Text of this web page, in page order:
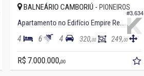
#3.634
BALNEÁRIO CAMBORIÚ - PIONEIROS
Apartamento no Edifício Empire Residence
4 6 4 320,00 249,00
R$ 7.000.000,00